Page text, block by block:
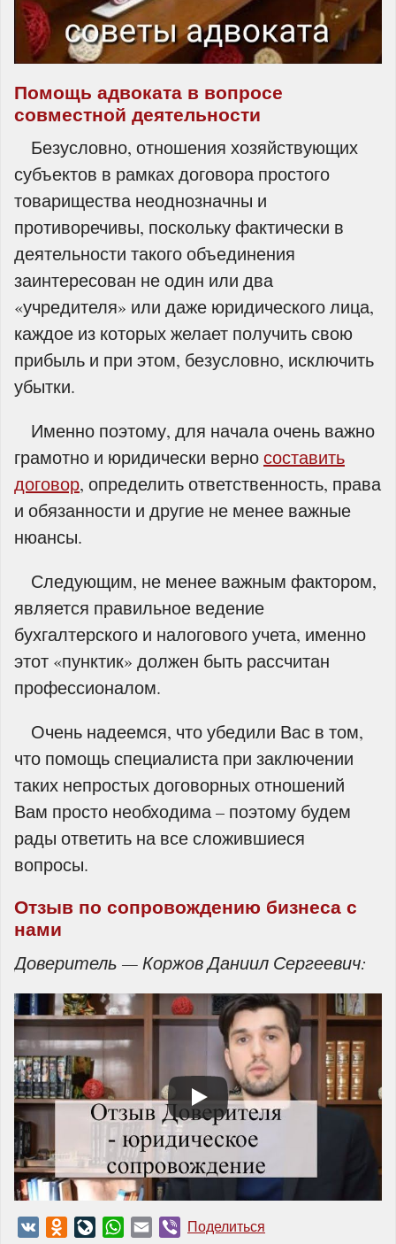
Помощь адвоката в вопросе
совместной деятельности
Безусловно, отношения хозяйствующих
субъектов в рамках договора простого
товарищества неоднозначны и
противоречивы, поскольку фактически в
деятельности такого объединения
заинтересован не один или два
«учредителя» или даже юридического лица,
каждое из которых желает получить свою
прибыль и при этом, безусловно, исключить
убытки.
Именно поэтому, для начала очень важно
грамотно и юридически верносоставить
договор, определить ответственность, права
и обязанности и другие не менее важные
нюансы.
Следующим, не менее важным фактором,
является правильное ведение
бухгалтерского и налогового учета, именно
этот «пунктик» должен быть рассчитан
профессионалом.
Очень надеемся, что убедили Вас в том,
что помощь специалиста при заключении
таких непростых договорных отношений
Вам просто необходима – поэтому будем
рады ответить на все сложившиеся
вопросы.
Отзыв по сопровождению бизнеса с
нами
Доверитель — Коржов Даниил Сергеевич:
VK Odnoklassniki
LiveJournal
WhatsApp
Email Viber
Поделиться